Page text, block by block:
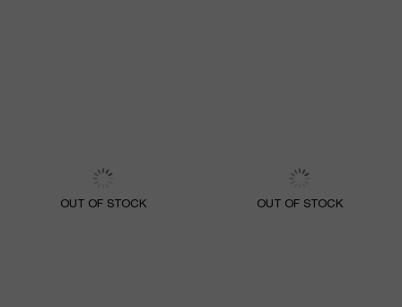
OUT OF STOCK OUT OF STOCK